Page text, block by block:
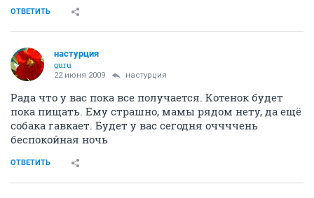
ОТВЕТИТЬ
настурция
guru
22 июня 2009 настурция
Рада что у вас пока все получается. Котенок будет
пока пищать. Ему страшно, мамы рядом нету, да ещё
собака гавкает. Будет у вас сегодня оччччень
беспокойная ночь
ОТВЕТИТЬ